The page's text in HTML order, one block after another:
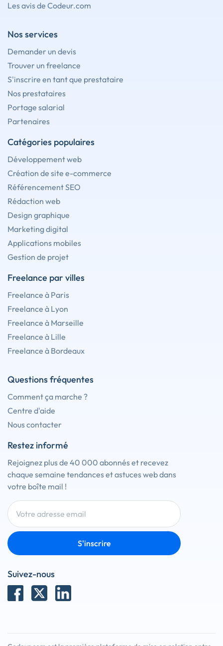
Les avis de Codeur.com
Nos services
Demander un devis
Trouver un freelance
S'inscrire en tant que prestataire
Nos prestataires
Portage salarial
Partenaires
Catégories populaires
Développement web
Création de site e-commerce
Référencement SEO
Rédaction web
Design graphique
Marketing digital
Applications mobiles
Gestion de projet
Freelance par villes
Freelance à Paris
Freelance à Lyon
Freelance à Marseille
Freelance à Lille
Freelance à Bordeaux
Questions fréquentes
Comment ça marche ?
Centre d'aide
Nous contacter
Restez informé
Rejoignez plus de 40 000 abonnés et recevez
chaque semaine tendances et astuces web dans
votre boîte mail !
S'inscrire
Suivez-nous